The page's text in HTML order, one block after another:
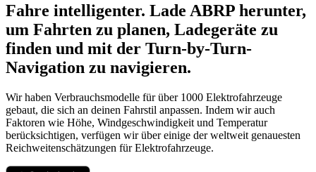
Fahre intelligenter. Lade ABRP herunter,
um Fahrten zu planen, Ladegeräte zu
finden und mit der Turn-by-Turn-
Navigation zu navigieren.
Wir haben Verbrauchsmodelle für über 1000 Elektrofahrzeuge
gebaut, die sich an deinen Fahrstil anpassen. Indem wir auch
Faktoren wie Höhe, Windgeschwindigkeit und Temperatur
berücksichtigen, verfügen wir über einige der weltweit genauesten
Reichweitenschätzungen für Elektrofahrzeuge.